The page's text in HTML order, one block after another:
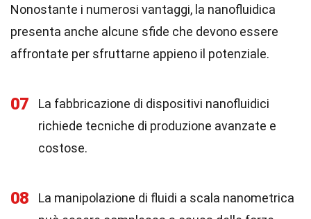
Nonostante i numerosi vantaggi, la nanofluidica
presenta anche alcune sfide che devono essere
affrontate per sfruttarne appieno il potenziale.
07
La fabbricazione di dispositivi nanofluidici
richiede tecniche di produzione avanzate e
costose.
08
La manipolazione di fluidi a scala nanometrica